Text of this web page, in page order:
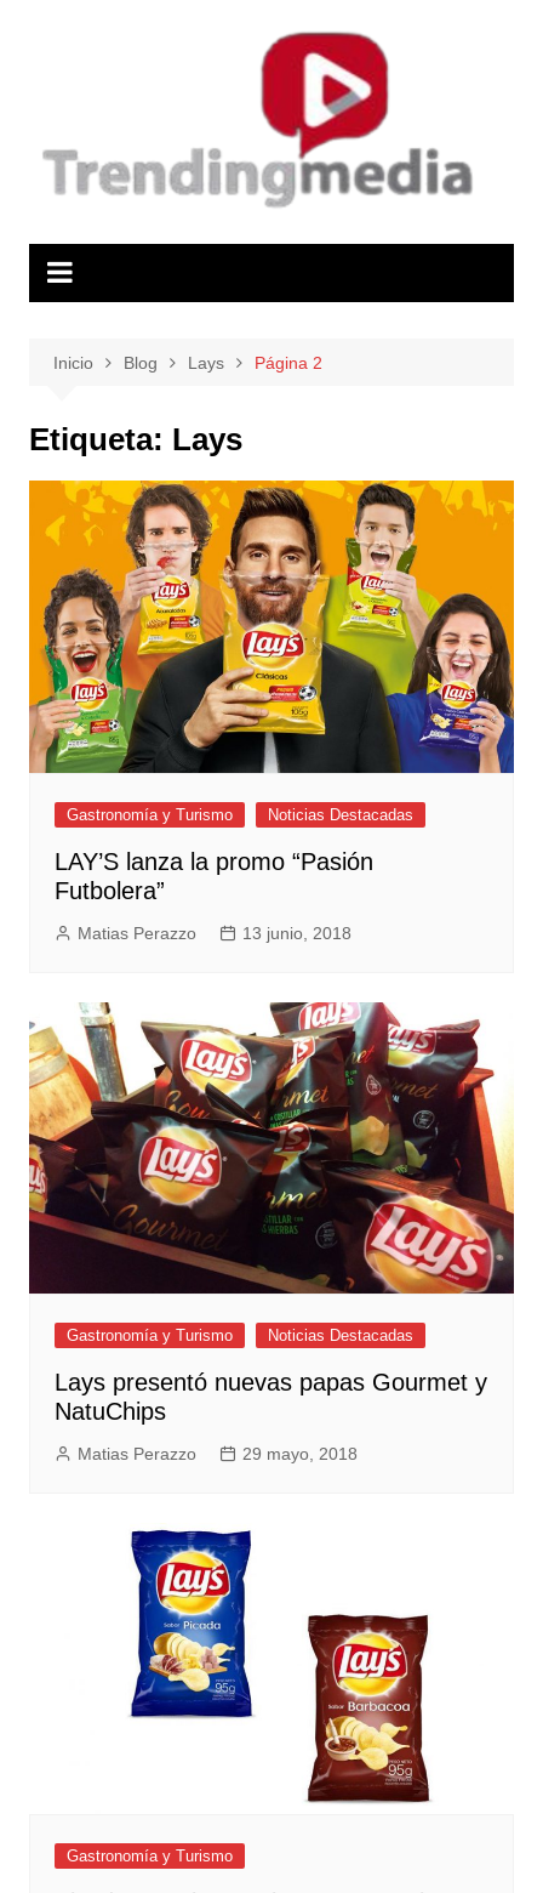
Inicio Blog Lays Página 2
Etiqueta: Lays
Gastronomía y Turismo Noticias Destacadas
LAY’S lanza la promo “Pasión
Futbolera”
Matias Perazzo 13 junio, 2018
Gastronomía y Turismo Noticias Destacadas
Lays presentó nuevas papas Gourmet y
NatuChips
Matias Perazzo 29 mayo, 2018
Gastronomía y Turismo